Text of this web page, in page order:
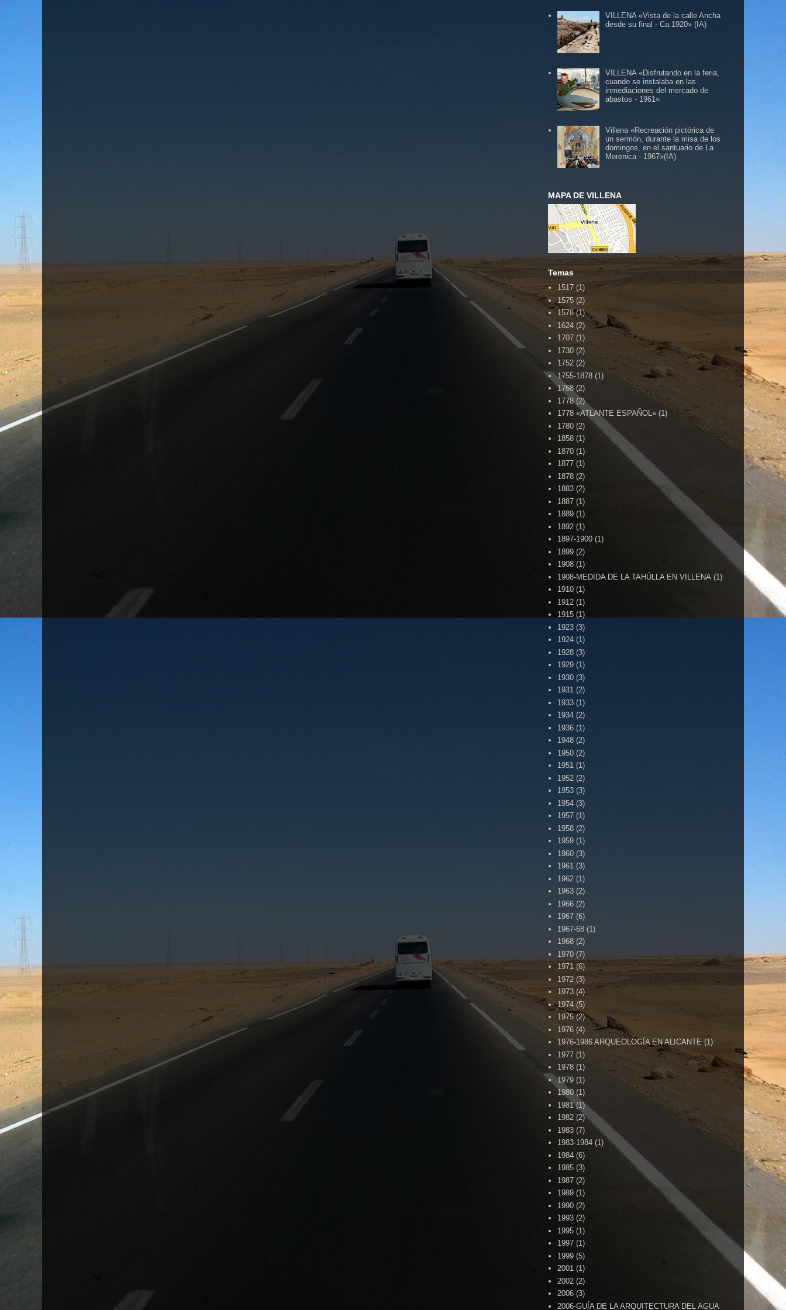
VILLENA «Vista de la calle Ancha
desde su final - Ca.1920» (IA)
VILLENA «Disfrutando en la feria,
cuando se instalaba en las
inmediaciones del mercado de
abastos - 1961»
Villena «Recreación pictórica de
un sermón, durante la misa de los
domingos, en el santuario de La
Morenica - 1967»(IA)
MAPA DE VILLENA
Temas
1517 (1)
1575 (2)
1578 (1)
1624 (2)
1707 (1)
1730 (2)
1752 (2)
1755-1878 (1)
1768 (2)
1778 (2)
1778 «ATLANTE ESPAÑOL» (1)
1780 (2)
1858 (1)
1870 (1)
1877 (1)
1878 (2)
1883 (2)
1887 (1)
1889 (1)
1892 (1)
1897-1900 (1)
1899 (2)
1908 (1)
1908-MEDIDA DE LA TAHÚLLA EN VILLENA (1)
1910 (1)
1912 (1)
1915 (1)
1923 (3)
1924 (1)
1928 (3)
1929 (1)
1930 (3)
1931 (2)
1933 (1)
1934 (2)
1936 (1)
1948 (2)
1950 (2)
1951 (1)
1952 (2)
1953 (3)
1954 (3)
1957 (1)
1958 (2)
1959 (1)
1960 (3)
1961 (3)
1962 (1)
1963 (2)
1966 (2)
1967 (6)
1967-68 (1)
1968 (2)
1970 (7)
1971 (6)
1972 (3)
1973 (4)
1974 (5)
1975 (2)
1976 (4)
1976-1986 ARQUEOLOGÍA EN ALICANTE (1)
1977 (1)
1978 (1)
1979 (1)
1980 (1)
1981 (1)
1982 (2)
1983 (7)
1983-1984 (1)
1984 (6)
1985 (3)
1987 (2)
1989 (1)
1990 (2)
1993 (2)
1995 (1)
1997 (1)
1999 (5)
2001 (1)
2002 (2)
2006 (3)
2006-GUÍA DE LA ARQUITECTURA DEL AGUA